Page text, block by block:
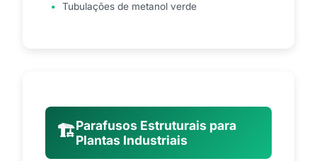
Tubulações de metanol verde
🏗️Parafusos Estruturais para
Plantas Industriais